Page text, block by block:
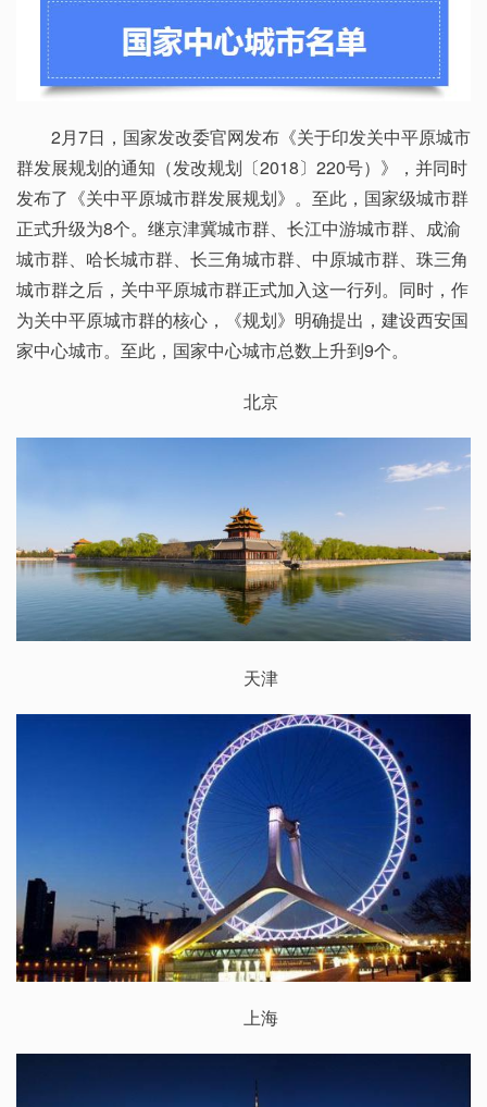
2月7日，国家发改委官网发布《关于印发关中平原城市
群发展规划的通知（发改规划〔2018〕220号）》，并同时
发布了《关中平原城市群发展规划》。至此，国家级城市群
正式升级为8个。继京津冀城市群、长江中游城市群、成渝
城市群、哈长城市群、长三角城市群、中原城市群、珠三角
城市群之后，关中平原城市群正式加入这一行列。同时，作
为关中平原城市群的核心，《规划》明确提出，建设西安国
家中心城市。至此，国家中心城市总数上升到9个。
北京
天津
上海